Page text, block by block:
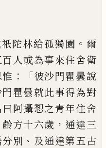
陀林給孤獨園 。 爾
人或為事來住舍衛
：「彼沙門瞿曇說
瞿曇就此事得為對
阿攝惒之青年住舍
齡方十六歲 ， 通達三
別 、 及通達第五古